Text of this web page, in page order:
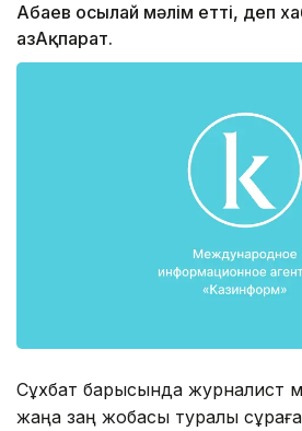
Абаев осылай мәлім етті, деп
ҚазАқпарат.
Сұхбат барысында журналист
жаңа заң жобасы туралы